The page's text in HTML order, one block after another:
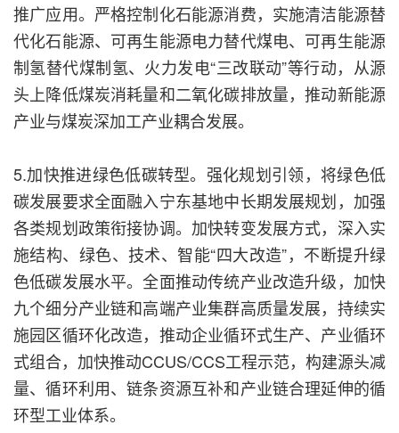
推广应用。严格控制化石能源消费，实施清洁能源替
代化石能源、可再生能源电力替代煤电、可再生能源
制氢替代煤制氢、火力发电“三改联动”等行动，从源
头上降低煤炭消耗量和二氧化碳排放量，推动新能源
产业与煤炭深加工产业耦合发展。
5.加快推进绿色低碳转型。强化规划引领，将绿色低
碳发展要求全面融入宁东基地中长期发展规划，加强
各类规划政策衔接协调。加快转变发展方式，深入实
施结构、绿色、技术、智能“四大改造”，不断提升绿
色低碳发展水平。全面推动传统产业改造升级，加快
九个细分产业链和高端产业集群高质量发展，持续实
施园区循环化改造，推动企业循环式生产、产业循环
式组合，加快推动CCUS/CCS工程示范，构建源头减
量、循环利用、链条资源互补和产业链合理延伸的循
环型工业体系。